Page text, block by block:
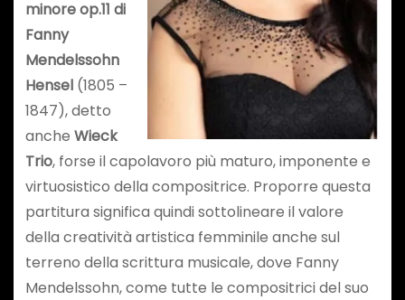
minore op.11 di
Fanny
Mendelssohn
Hensel (1805 –
1847), detto
anche Wieck
Trio, forse il capolavoro più maturo, imponente e
virtuosistico della compositrice. Proporre questa
partitura significa quindi sottolineare il valore
della creatività artistica femminile anche sul
terreno della scrittura musicale, dove Fanny
Mendelssohn, come tutte le compositrici del suo